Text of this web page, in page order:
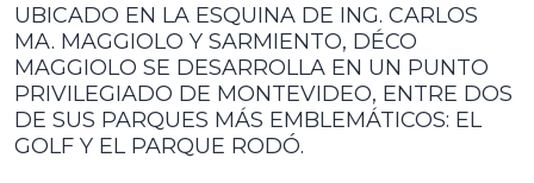
UBICADO EN LA ESQUINA DE ING. CARLOS
MA. MAGGIOLO Y SARMIENTO, DÉCO
MAGGIOLO SE DESARROLLA EN UN PUNTO
PRIVILEGIADO DE MONTEVIDEO, ENTRE DOS
DE SUS PARQUES MÁS EMBLEMÁTICOS: EL
GOLF Y EL PARQUE RODÓ.